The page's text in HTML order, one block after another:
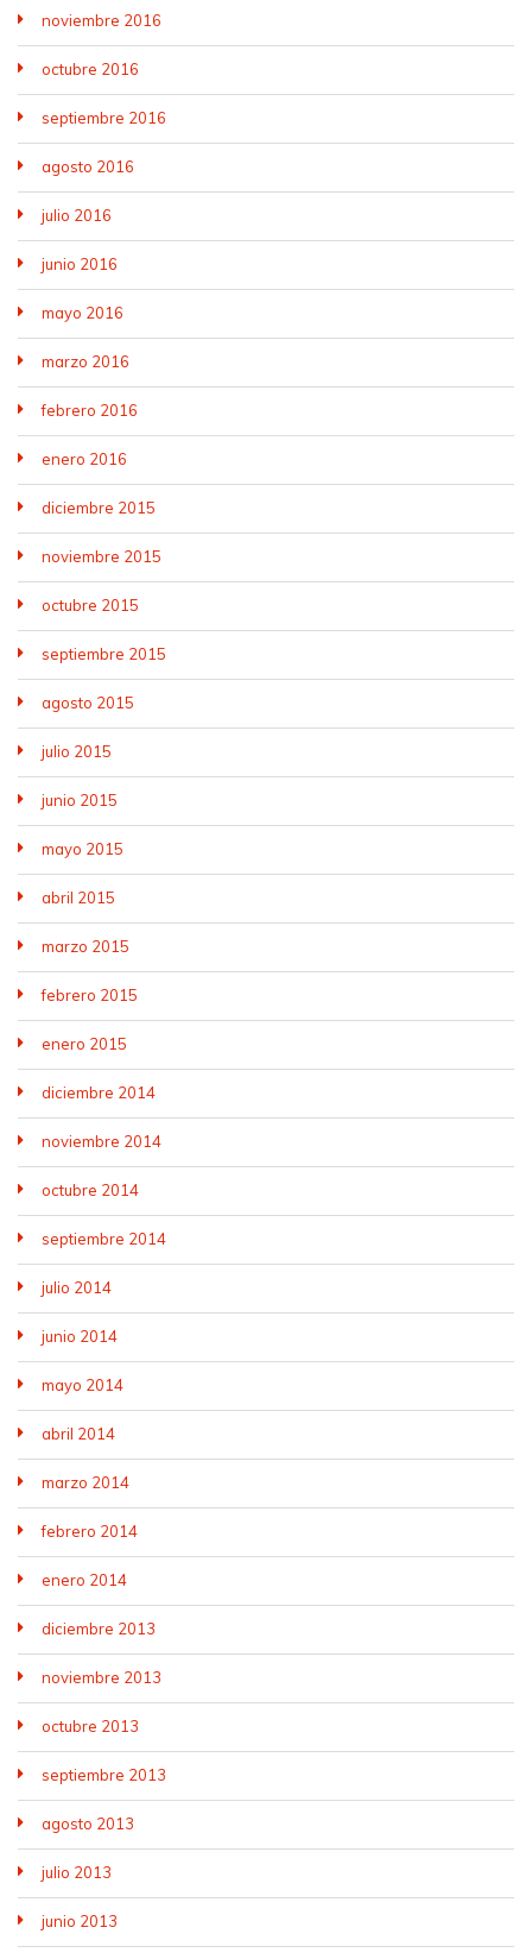
noviembre 2016
octubre 2016
septiembre 2016
agosto 2016
julio 2016
junio 2016
mayo 2016
marzo 2016
febrero 2016
enero 2016
diciembre 2015
noviembre 2015
octubre 2015
septiembre 2015
agosto 2015
julio 2015
junio 2015
mayo 2015
abril 2015
marzo 2015
febrero 2015
enero 2015
diciembre 2014
noviembre 2014
octubre 2014
septiembre 2014
julio 2014
junio 2014
mayo 2014
abril 2014
marzo 2014
febrero 2014
enero 2014
diciembre 2013
noviembre 2013
octubre 2013
septiembre 2013
agosto 2013
julio 2013
junio 2013